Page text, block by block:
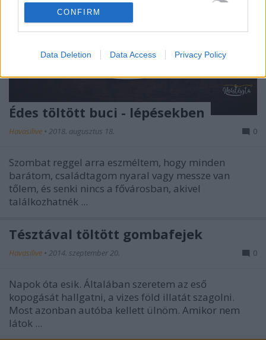
I want to allow Google to enable storage
related to security, including authentication
functionality and fraud prevention, and other
CONFIRM
Data Deletion Data Access Privacy Policy
Édes töltött buci - lépésekben
Havasilive • 2018. augusztus 18. 0
Szombat reggel arra eszméltem, hogy minden
barátom, családtagom nyaral vagy messze van
tőlem, és senki nincs a fővárosban, akivel
találkozhatnék ...
Tésztával töltött gombafejek
Havasilive • 2014. szeptember 20. 0
Napok óta esik. Általában szeretem az eső
kopogását hallgatni, a vizes föld illatát szagolni.
Most azonban autóba kellett ülnöm. Amikor nem
látok ...